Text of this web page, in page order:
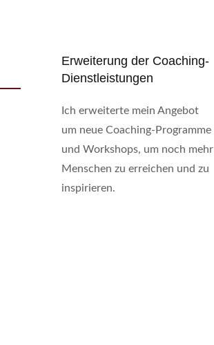
Erweiterung der Coaching-
Dienstleistungen
Ich erweiterte mein Angebot
um neue Coaching-Programme
und Workshops, um noch mehr
Menschen zu erreichen und zu
inspirieren.